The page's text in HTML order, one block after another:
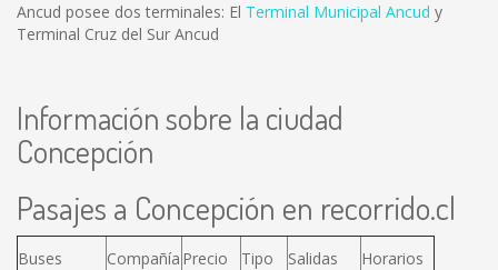
Ancud posee dos terminales: El Terminal Municipal Ancud y
Terminal Cruz del Sur Ancud
Información sobre la ciudad
Concepción
Pasajes a Concepción en recorrido.cl
Buses Compañía Precio Tipo Salidas Horarios